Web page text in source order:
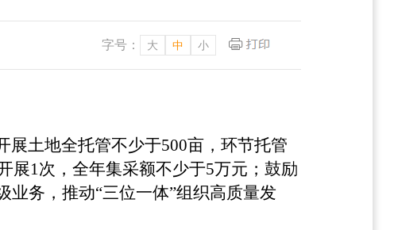
字号： 大 中 小
土地全托管不少于500亩，环节托管
展1次，全年集采额不少于5万元；鼓励
务，推动“三位一体”组织高质量发